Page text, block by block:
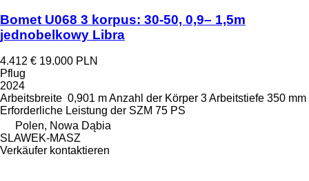
Bomet U068 3 korpus: 30-50, 0,9– 1,5m
jednobelkowy Libra
4.412 € 19.000 PLN
Pflug
2024
Arbeitsbreite 0,901 mAnzahl der Körper 3Arbeitstiefe 350 mm
Erforderliche Leistung der SZM 75 PS
Polen, Nowa Dąbia
SLAWEK-MASZ
Verkäufer kontaktieren